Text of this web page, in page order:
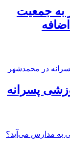
نفر به جمعیت
پسرانه